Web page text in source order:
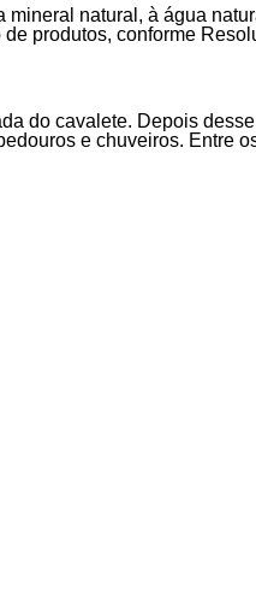
natural, à água
produtos, conforme
do cavalete. Depois
e chuveiros. Entre